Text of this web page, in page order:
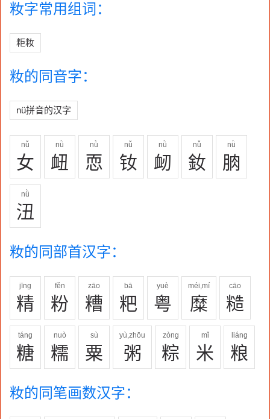
籹字常用组词：
粔籹
籹的同音字：
nü拼音的汉字
nǚ
女
nǜ
衄
nǜ
恧
nǚ
钕
nǜ
衂
nǚ
釹
nǜ
朒
nǜ
沑
籹的同部首汉字：
jīng
精
fěn
粉
zāo
糟
bā
粑
yuè
粤
méi,mí
糜
cāo
糙
táng
糖
nuò
糯
sù
粟
yù,zhōu
粥
zòng
粽
mǐ
米
liáng
粮
籹的同笔画数汉字：